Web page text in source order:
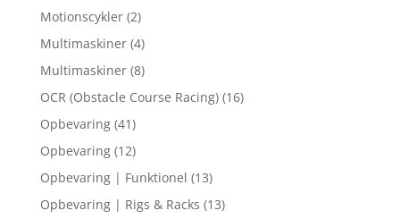
Motionscykler (2)
Multimaskiner (4)
Multimaskiner (8)
OCR (Obstacle Course Racing) (16)
Opbevaring (41)
Opbevaring (12)
Opbevaring | Funktionel (13)
Opbevaring | Rigs & Racks (13)